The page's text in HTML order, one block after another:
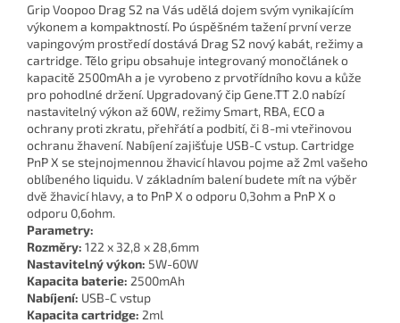
Grip Voopoo Drag S2 na Vás udělá dojem svým vynikajícím
výkonem a kompaktností. Po úspěšném tažení první verze
vapingovým prostředí dostává Drag S2 nový kabát, režimy a
cartridge. Tělo gripu obsahuje integrovaný monočlánek o
kapacitě 2500mAh a je vyrobeno z prvotřídního kovu a kůže
pro pohodlné držení. Upgradovaný čip Gene.TT 2.0 nabízí
nastavitelný výkon až 60W, režimy Smart, RBA, ECO a
ochrany proti zkratu, přehřátí a podbití, či 8-mi vteřinovou
ochranu žhavení. Nabíjení zajišťuje USB-C vstup. Cartridge
PnP X se stejnojmennou žhavicí hlavou pojme až 2ml vašeho
oblíbeného liquidu. V základním balení budete mít na výběr
dvě žhavicí hlavy, a to PnP X o odporu 0,3ohm a PnP X o
odporu 0,6ohm.
Parametry:
Rozměry: 122 x 32,8 x 28,6mm
Nastavitelný výkon: 5W-60W
Kapacita baterie: 2500mAh
Nabíjení: USB-C vstup
Kapacita cartridge: 2ml